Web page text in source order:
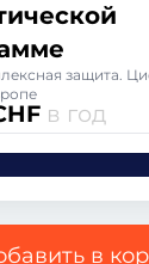
защита.
в год
в